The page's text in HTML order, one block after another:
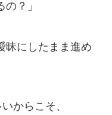
？」
昧にしたまま進め
からこそ、